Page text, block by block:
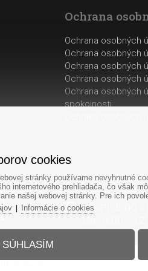
Ochrana
Ochrana osobných
Ochrana osobných
Ochrana osobných
Ochrana osobných
Ochrana osobných
spokojnosti
Po-Pi: 8:00 -
cookies
stránky používame nevyhnutné
internetového prehliadača, čo však
našej webovej stránky. Pre ich
Informácie o cookies
SÚHLASÍM